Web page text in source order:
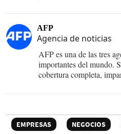
AFP
Agencia de noticias
AFP es una de las tres
importantes del mundo.
cobertura completa,
EMPRESAS NEGOCIOS